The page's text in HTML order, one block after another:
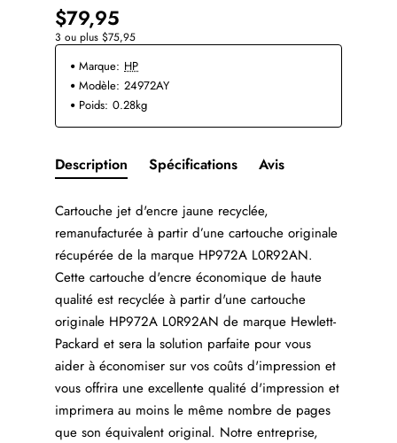
$79,95
3 ou plus $75,95
Marque: HP
Modèle: 24972AY
Poids: 0.28kg
Description Spécifications Avis
Cartouche jet d'encre jaune recyclée,
remanufacturée à partir d’une cartouche originale
récupérée de la marque HP972A L0R92AN.
Cette cartouche d'encre économique de haute
qualité est recyclée à partir d'une cartouche
originale HP972A L0R92AN de marque Hewlett-
Packard et sera la solution parfaite pour vous
aider à économiser sur vos coûts d'impression et
vous offrira une excellente qualité d'impression et
imprimera au moins le même nombre de pages
que son équivalent original. Notre entreprise,